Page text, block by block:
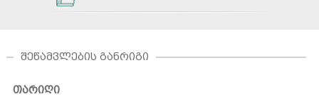
ᲨᲔᲬᲐᲛᲕᲚᲔᲑᲘᲡ ᲒᲐᲜᲠᲘᲒᲘ
თარიღი